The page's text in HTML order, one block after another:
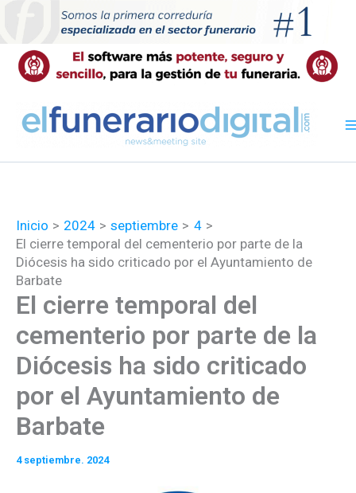
contenido
Inicio 2024 septiembre
4
El cierre temporal del cementerio por parte de la
Diócesis ha sido criticado por el Ayuntamiento de
Barbate
El cierre temporal del
cementerio por parte de la
Diócesis ha sido criticado
por el Ayuntamiento de
Barbate
4 septiembre. 2024